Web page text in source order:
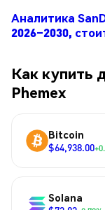
Аналитика
2026–2030,
Как купить
Phemex
Bitcoin
$64,938.00
Solana